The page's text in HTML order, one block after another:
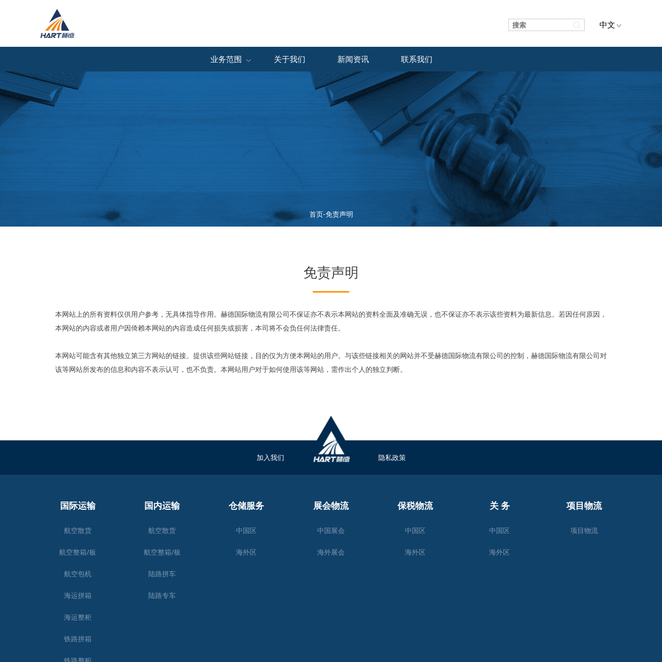
中文
业务范围
国际运输
铁路整柜
航空散货 中国区
展会物流 保税物流
中国区
海外区
中国区
海外区
项目物流
关于我们 新闻资讯 联系我们
首页-免责声明
免责声明
本网站上的所有资料仅供用户参考，无具体指导作用。赫德国际物流有限公司不保证亦不表示本网站的资料全面及准确无误，也不保证亦不表示该些资料为最新信息。若因任何原因，
本网站的内容或者用户因倚赖本网站的内容造成任何损失或损害，本司将不会负任何法律责任。
本网站可能含有其他独立第三方网站的链接。提供该些网站链接，目的仅为方便本网站的用户。与该些链接相关的网站并不受赫德国际物流有限公司的控制，赫德国际物流有限公司对
该等网站所发布的信息和内容不表示认可，也不负责。本网站用户对于如何使用该等网站，需作出个人的独立判断。
加入我们 隐私政策
国际运输
航空散货
航空整箱/板
航空包机
海运拼箱
海运整柜
铁路拼箱
国内运输
航空散货
航空整箱/板
陆路拼车
陆路专车
仓储服务
中国区
海外区
展会物流
中国展会
海外展会
保税物流
中国区
海外区
关 务
中国区
海外区
项目物流
项目物流